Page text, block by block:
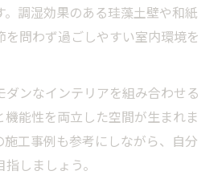
。調湿効果のある珪藻土壁や和紙
を問わず過ごしやすい室内環境を
ダンなインテリアを組み合わせる
機能性を両立した空間が生まれま
施工事例も参考にしながら、自分
しましょう。